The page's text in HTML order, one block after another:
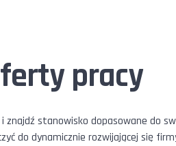
pracy
stanowisko dopasowane do
do dynamicznie rozwijającej się